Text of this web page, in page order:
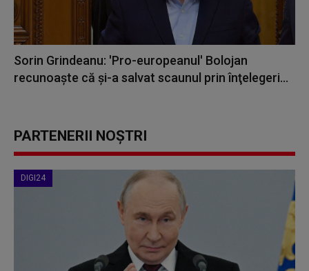
Sorin Grindeanu: 'Pro-europeanul' Bolojan
recunoaşte că şi-a salvat scaunul prin înţelegeri...
PARTENERII NOȘTRI
DIGI24